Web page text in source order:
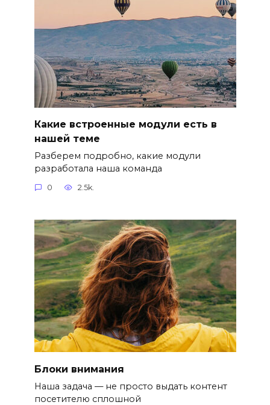
Какие встроенные модули есть в
нашей теме
Разберем подробно, какие модули
разработала наша команда
0 2.5k.
Блоки внимания
Наша задача — не просто выдать контент
посетителю сплошной